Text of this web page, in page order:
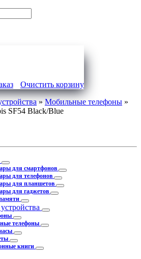
Очистить корзину
»Мобильные телефоны »
SF54 Black/Blue
для смартфонов
для телефонов
для планшетов
для гаджетов
телефоны
книги